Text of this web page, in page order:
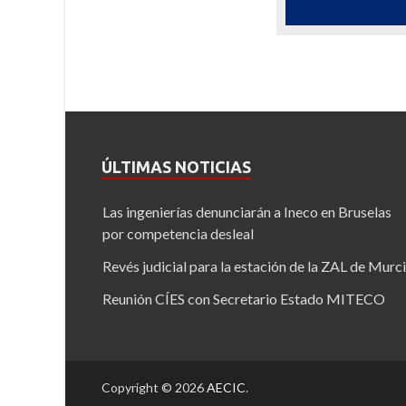
ÚLTIMAS NOTICIAS
Las ingenierías denunciarán a Ineco en Bruselas
por competencia desleal
Revés judicial para la estación de la ZAL de
Reunión CÍES con Secretario Estado MITECO
Copyright © 2026AECIC.